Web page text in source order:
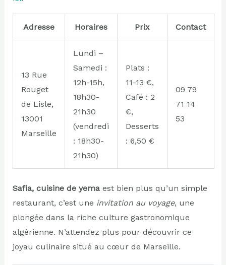
Adresse Horaires Prix Contact
13 Rue
Rouget
de Lisle,
13001
Marseille
Lundi –
Samedi :
12h-15h,
18h30-
21h30
(vendredi
: 18h30-
21h30)
Plats :
11-13 €,
Café : 2
€,
Desserts
: 6,50 €
09 79
71 14
53
Safia, cuisine de yemaest bien plus qu’un simple
restaurant, c’est une invitation au voyage, une
plongée dans la riche culture gastronomique
algérienne. N’attendez plus pour découvrir ce
joyau culinaire situé au cœur de Marseille.